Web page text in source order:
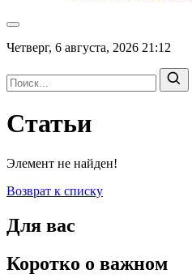
Четверг, 6 августа, 2026 21:12
Статьи
Элемент не найден!
Возврат к списку
Для вас
Коротко о важном